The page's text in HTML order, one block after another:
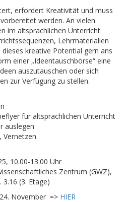
erfordert Kreativität und muss
werden. An vielen
im altsprachlichen Unterricht
Lehrmaterialien
kreative Potential gern ans
einer „Ideentauschbörse“ eine
auszutauschen oder sich
zur Verfügung zu stellen.
für altsprachlichen Unterricht
auslegen
Vernetzen
10.00-13.00 Uhr
Zentrum (GWZ),
(3. Etage)
November => HIER